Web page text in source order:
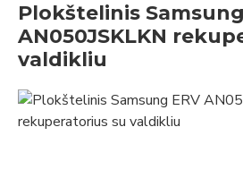
Plokštelinis
AN050JSKLKN
valdikliu